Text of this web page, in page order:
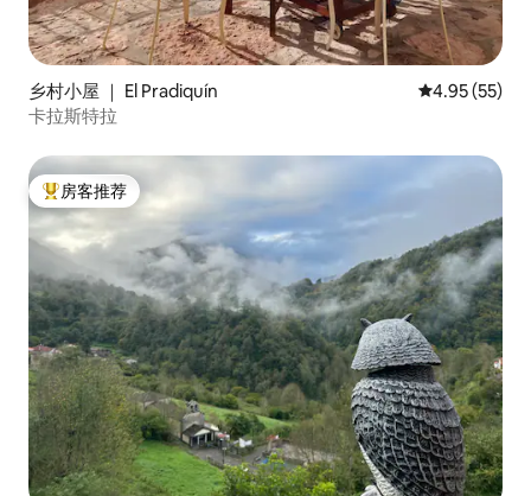
乡村小屋 ｜ El Pradiquín 平均评分
4.95 (55)
卡拉斯特拉
热门「房客推荐」
房客推荐